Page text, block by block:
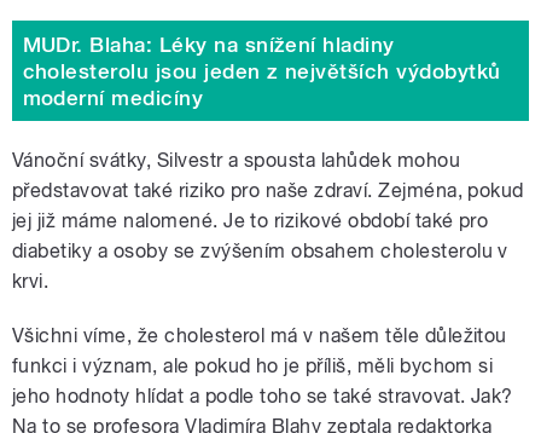
MUDr. Blaha: Léky na snížení hladiny
cholesterolu jsou jeden z největších výdobytků
moderní medicíny
Vánoční svátky, Silvestr a spousta lahůdek mohou
představovat také riziko pro naše zdraví. Zejména, pokud
jej již máme nalomené. Je to rizikové období také pro
diabetiky a osoby se zvýšením obsahem cholesterolu v
krvi.
Všichni víme, že cholesterol má v našem těle důležitou
funkci i význam, ale pokud ho je příliš, měli bychom si
jeho hodnoty hlídat a podle toho se také stravovat. Jak?
Na to se profesora Vladimíra Blahy zeptala redaktorka